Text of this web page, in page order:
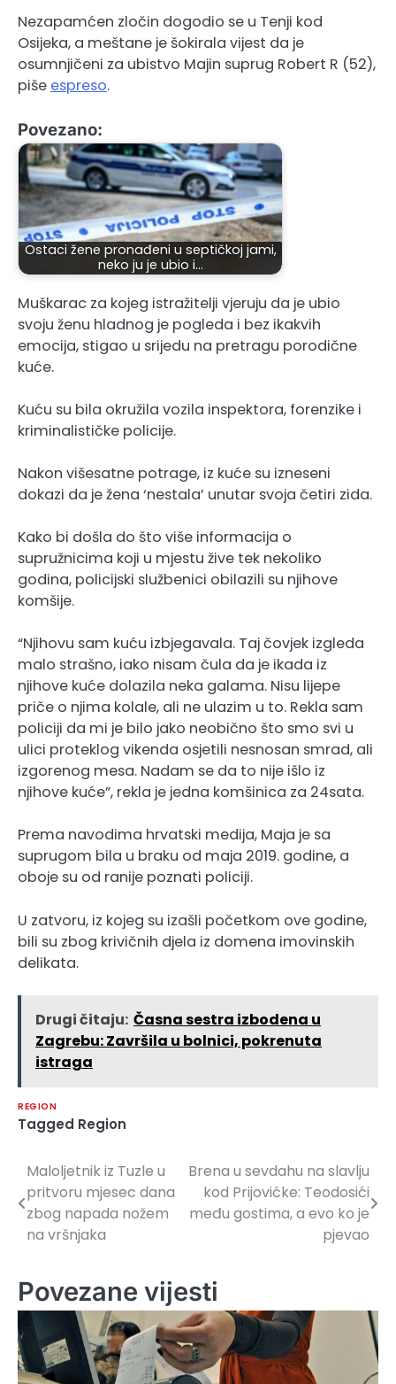
Nezapamćen zločin dogodio se u Tenji kod
Osijeka, a meštane je šokirala vijest da je
osumnjičeni za ubistvo Majin suprug Robert R (52),
piše espreso.
Povezano:
Ostaci žene pronađeni u septičkoj jami,
neko ju je ubio i…
Muškarac za kojeg istražitelji vjeruju da je ubio
svoju ženu hladnog je pogleda i bez ikakvih
emocija, stigao u srijedu na pretragu porodične
kuće.
Kuću su bila okružila vozila inspektora, forenzike i
kriminalističke policije.
Nakon višesatne potrage, iz kuće su izneseni
dokazi da je žena ‘nestala’ unutar svoja četiri zida.
Kako bi došla do što više informacija o
supružnicima koji u mjestu žive tek nekoliko
godina, policijski službenici obilazili su njihove
komšije.
“Njihovu sam kuću izbjegavala. Taj čovjek izgleda
malo strašno, iako nisam čula da je ikada iz
njihove kuće dolazila neka galama. Nisu lijepe
priče o njima kolale, ali ne ulazim u to. Rekla sam
policiji da mi je bilo jako neobično što smo svi u
ulici proteklog vikenda osjetili nesnosan smrad, ali
izgorenog mesa. Nadam se da to nije išlo iz
njihove kuće”, rekla je jedna komšinica za 24sata.
Prema navodima hrvatski medija, Maja je sa
suprugom bila u braku od maja 2019. godine, a
oboje su od ranije poznati policiji.
U zatvoru, iz kojeg su izašli početkom ove godine,
bili su zbog krivičnih djela iz domena imovinskih
delikata.
Drugi čitaju: Časna sestra izbodena u
Zagrebu: Završila u bolnici, pokrenuta
istraga
REGION
Tagged Region
Navigacija
članaka
Maloljetnik iz Tuzle u
pritvoru mjesec dana
zbog napada nožem
na vršnjaka
Brena u sevdahu na slavlju
kod Prijovićke: Teodosići
među gostima, a evo ko je
pjevao
Povezane vijesti